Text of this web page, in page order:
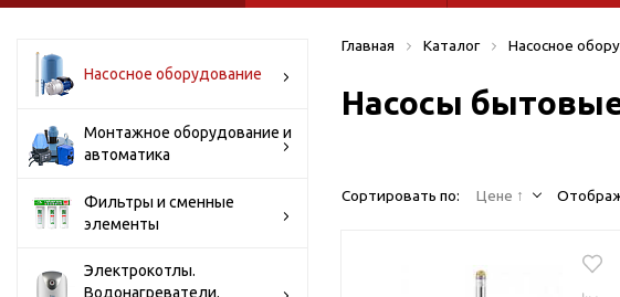
Поверхностные насосы
Бытовые
Горизонтальные
многоступенчатые
многоступенчатые
моноблочные
Полив
водоснабжения
Оголовки и адаптеры
Насосное оборудование
Монтажное оборудование и
автоматика
Фильтры и сменные
элементы
Электрокотлы.
Водонагреватели.
Главная Каталог Насосное
Насосы
Сортировать по: Цене ↑